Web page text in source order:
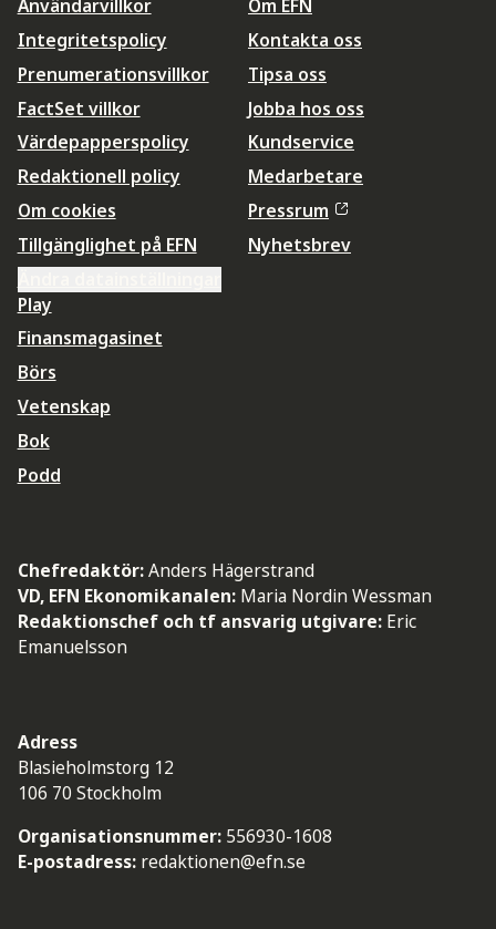
Användarvillkor
Integritetspolicy
Prenumerationsvillkor
FactSet villkor
Värdepapperspolicy
Redaktionell policy
Om cookies
Tillgänglighet på EFN
Om EFN
Kontakta oss
Tipsa oss
Jobba hos oss
Kundservice
Medarbetare
Pressrum
Nyhetsbrev
Play
Finansmagasinet
Börs
Vetenskap
Bok
Podd
Chefredaktör:Anders Hägerstrand
VD, EFN Ekonomikanalen: Maria Nordin Wessman
Redaktionschef och tf ansvarig utgivare: Eric
Emanuelsson
Adress
Blasieholmstorg 12
106 70 Stockholm
Organisationsnummer: 556930-1608
E-postadress: redaktionen@efn.se